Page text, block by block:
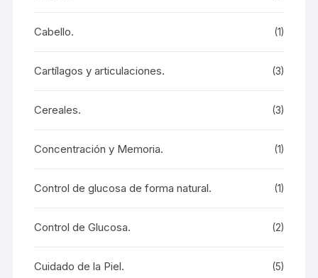
Cabello. (1)
Cartílagos y articulaciones. (3)
Cereales. (3)
Concentración y Memoria. (1)
Control de glucosa de forma natural. (1)
Control de Glucosa. (2)
Cuidado de la Piel. (5)